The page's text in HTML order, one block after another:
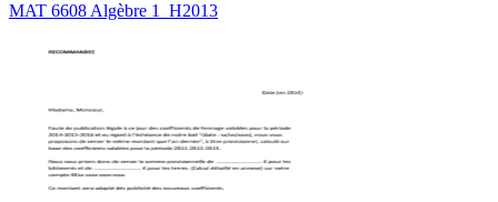
MAT 6608 Algèbre 1_H2013